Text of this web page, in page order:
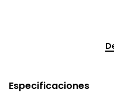
Especificaciones